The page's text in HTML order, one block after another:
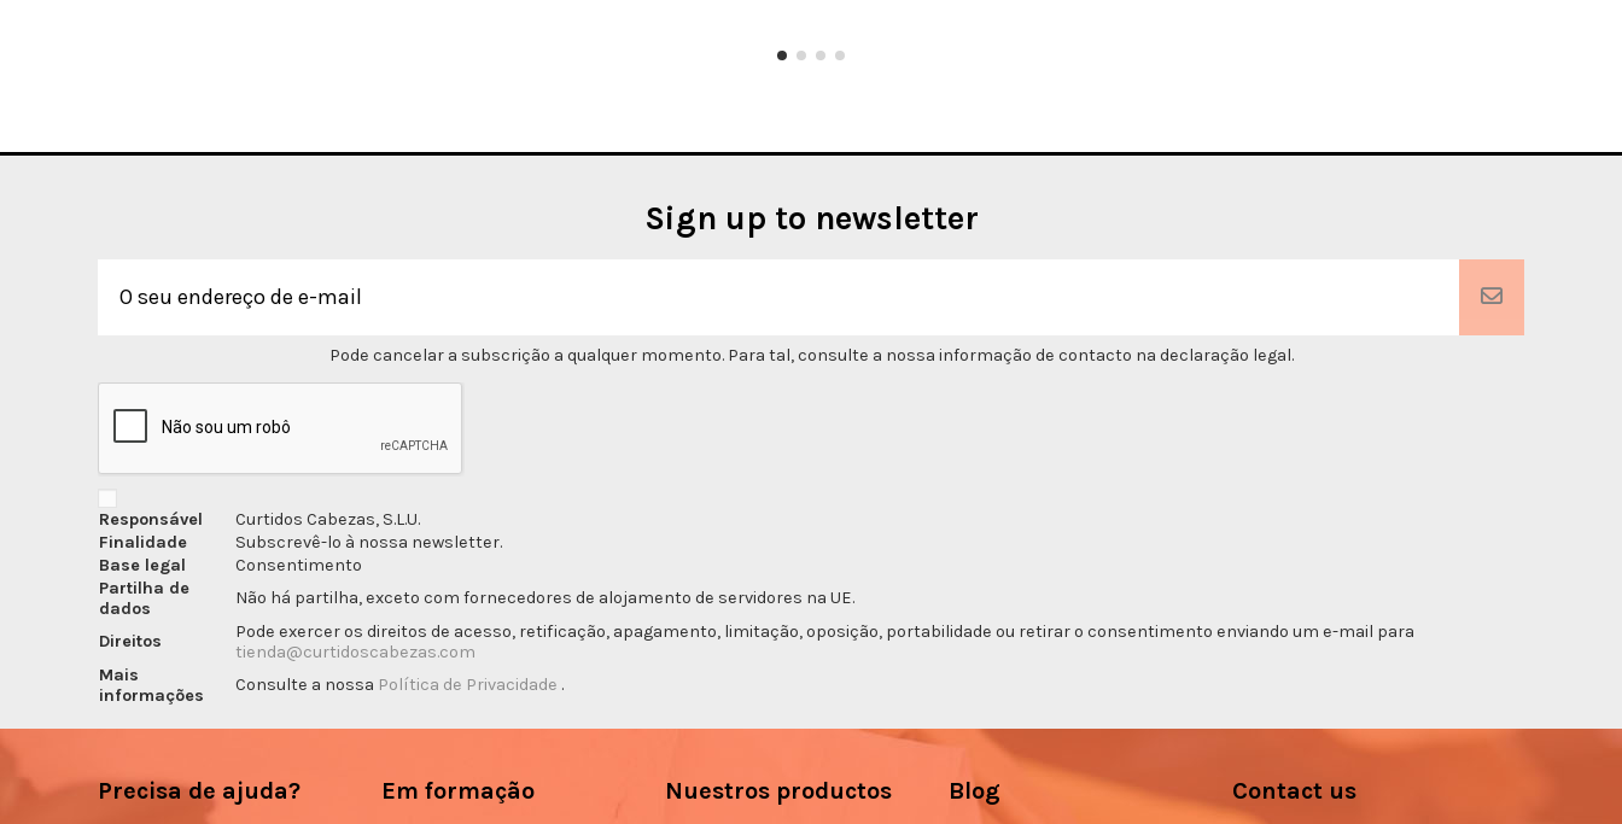
Sign up to newsletter
Pode cancelar a subscrição a qualquer momento. Para tal, consulte a nossa informação de contacto na declaração legal.
Responsável
Curtidos Cabezas, S.L.U.
Finalidade
Subscrevê-lo à nossa newsletter.
Base legal
Consentimento
Partilha de
dados
Não há partilha, exceto com fornecedores de alojamento de servidores na UE.
Direitos
Pode exercer os direitos de acesso, retificação, apagamento, limitação, oposição, portabilidade ou retirar o consentimento enviando um e-mail para
tienda@curtidoscabezas.com
Mais
informações
Consulte a nossa Política de Privacidade .
Precisa de ajuda? Em formação Nuestros productos Blog Contact us